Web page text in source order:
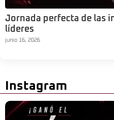
Jornada perfecta de las
líderes
junio 16, 2026
Instagram